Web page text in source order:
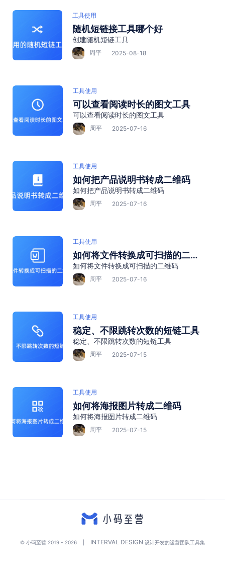
工具使用
随机短链接工具哪个好
创建随机短链工具
周平 2025-08-18
工具使用
可以查看阅读时长的图文工具
可以查看阅读时长的图文工具
周平 2025-07-16
工具使用
如何把产品说明书转成二维码
如何把产品说明书转成二维码
周平 2025-07-16
工具使用
如何将文件转换成可扫描的二维
码
如何将文件转换成可扫描的二维码
周平 2025-07-16
工具使用
稳定、不限跳转次数的短链工具
稳定、不限跳转次数的短链工具
周平 2025-07-15
工具使用
如何将海报图片转成二维码
如何将海报图片转成二维码
周平 2025-07-15
© 小码至营 2019 - 2026 INTERVAL DESIGN 设计开发的运营团队工具集